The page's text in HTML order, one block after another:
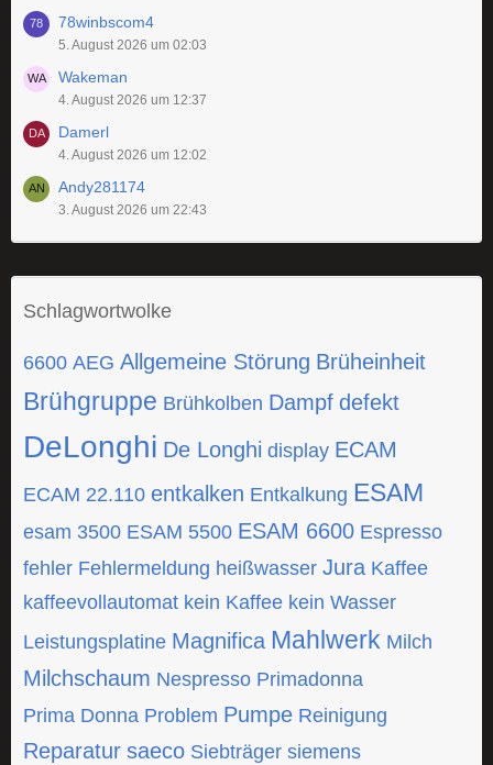
78winbscom4
5. August 2026 um 02:03
Wakeman
4. August 2026 um 12:37
Damerl
4. August 2026 um 12:02
Andy281174
3. August 2026 um 22:43
Schlagwortwolke
6600 AEG Allgemeine Störung Brüheinheit
Brühgruppe Brühkolben Dampf defekt
DeLonghi De Longhi display ECAM
ECAM 22.110 entkalken Entkalkung ESAM
esam 3500 ESAM 5500 ESAM 6600 Espresso
fehler Fehlermeldung heißwasser Jura Kaffee
kaffeevollautomat kein Kaffee kein Wasser
Leistungsplatine Magnifica Mahlwerk Milch
Milchschaum Nespresso Primadonna
Prima Donna Problem Pumpe Reinigung
Reparatur saeco Siebträger siemens